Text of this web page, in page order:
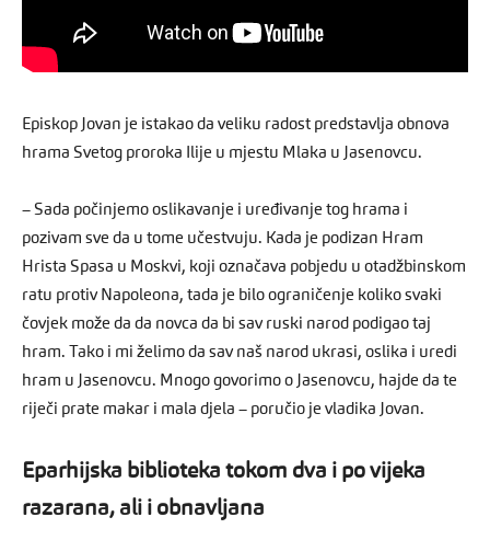
Episkop Jovan je istakao da veliku radost predstavlja obnova
hrama Svetog proroka Ilije u mjestu Mlaka u Jasenovcu.
– Sada počinjemo oslikavanje i uređivanje tog hrama i
pozivam sve da u tome učestvuju. Kada je podizan Hram
Hrista Spasa u Moskvi, koji označava pobjedu u otadžbinskom
ratu protiv Napoleona, tada je bilo ograničenje koliko svaki
čovjek može da da novca da bi sav ruski narod podigao taj
hram. Tako i mi želimo da sav naš narod ukrasi, oslika i uredi
hram u Jasenovcu. Mnogo govorimo o Jasenovcu, hajde da te
riječi prate makar i mala djela – poručio je vladika Jovan.
Eparhijska biblioteka tokom dva i po vijeka
razarana, ali i obnavljana